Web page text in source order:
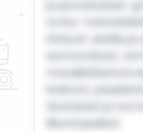
ja pinnoitukset.
torbo-
Kivityöt: sisälle ja
luonnonkivet,
mosaiikkibetoni
kivikorit,
Istutukset ja
liikuntapaikat.